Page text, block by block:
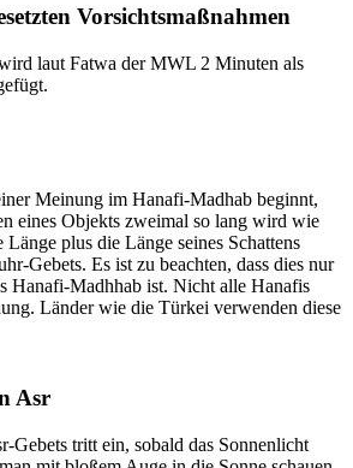
Vorsichtsmaßnahmen
laut Fatwa der MWL 2 Minuten als
Meinung im Hanafi-Madhab beginnt,
eines Objekts zweimal so lang wird wie
Länge plus die Länge seines Schattens
Gebets. Es ist zu beachten, dass dies nur
Hanafi-Madhhab ist. Nicht alle Hanafis
Länder wie die Türkei verwenden diese
Asr
Gebets tritt ein, sobald das Sonnenlicht